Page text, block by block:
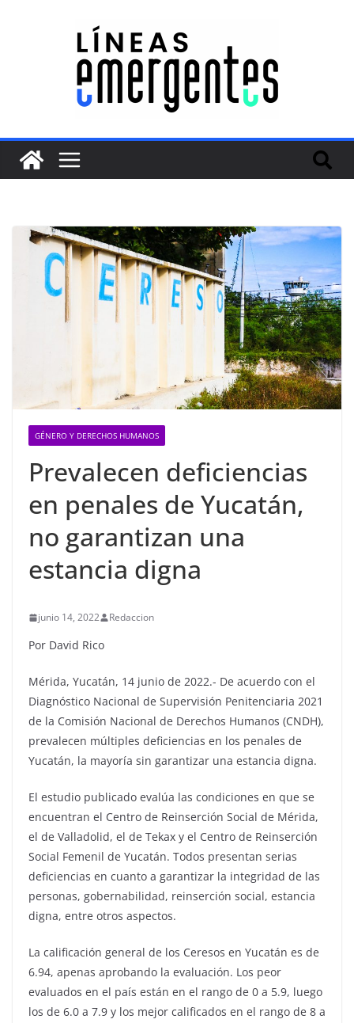
GÉNERO Y DERECHOS HUMANOS
Prevalecen deficiencias
en penales de Yucatán,
no garantizan una
estancia digna
junio 14, 2022 Redaccion
Por David Rico
Mérida, Yucatán, 14 junio de 2022.- De acuerdo con el
Diagnóstico Nacional de Supervisión Penitenciaria 2021
de la Comisión Nacional de Derechos Humanos (CNDH),
prevalecen múltiples deficiencias en los penales de
Yucatán, la mayoría sin garantizar una estancia digna.
El estudio publicado evalúa las condiciones en que se
encuentran el Centro de Reinserción Social de Mérida,
el de Valladolid, el de Tekax y el Centro de Reinserción
Social Femenil de Yucatán. Todos presentan serias
deficiencias en cuanto a garantizar la integridad de las
personas, gobernabilidad, reinserción social, estancia
digna, entre otros aspectos.
La calificación general de los Ceresos en Yucatán es de
6.94, apenas aprobando la evaluación. Los peor
evaluados en el país están en el rango de 0 a 5.9, luego
los de 6.0 a 7.9 y los mejor calificados en el rango de 8 a